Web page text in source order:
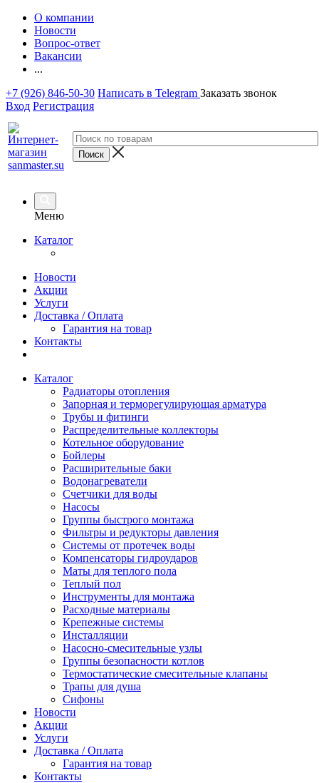
О компании
Новости
Вопрос-ответ
Вакансии
...
+7 (926) 846-50-30 Написать в Telegram Заказать звонок
Вход Регистрация
Меню
Каталог
Новости
Акции
Услуги
Доставка / Оплата
Гарантия на товар
Контакты
Каталог
Радиаторы отопления
Запорная и терморегулирующая арматура
Трубы и фитинги
Распределительные коллекторы
Котельное оборудование
Бойлеры
Расширительные баки
Водонагреватели
Счетчики для воды
Насосы
Группы быстрого монтажа
Фильтры и редукторы давления
Системы от протечек воды
Компенсаторы гидроударов
Маты для теплого пола
Теплый пол
Инструменты для монтажа
Расходные материалы
Крепежные системы
Инсталляции
Насосно-смесительные узлы
Группы безопасности котлов
Термостатические смесительные клапаны
Трапы для душа
Сифоны
Новости
Акции
Услуги
Доставка / Оплата
Гарантия на товар
Контакты